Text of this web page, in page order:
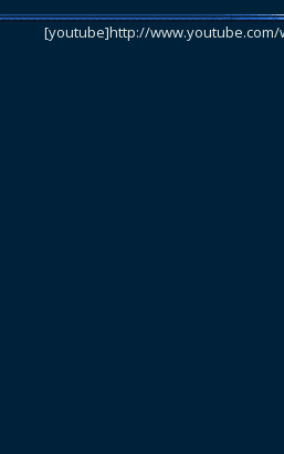
[youtube]http://www.youtube.com/